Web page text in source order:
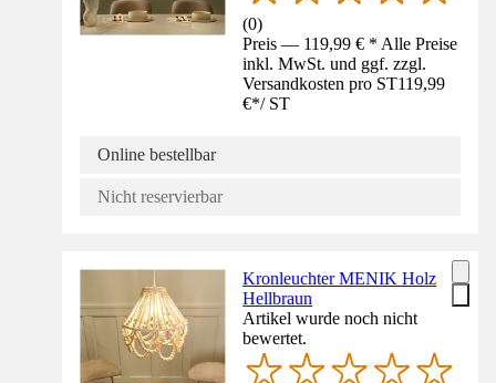
(0)
Preis — 119,99 € * Alle Preise
inkl. MwSt. und ggf. zzgl.
Versandkosten pro ST119,99
€*/ ST
Online bestellbar
Nicht reservierbar
Kronleuchter MENIK Holz
Hellbraun
Artikel wurde noch nicht
bewertet.